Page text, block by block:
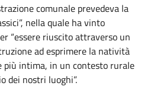
comunale prevedeva la
nella quale ha vinto
“essere riuscito attraverso un
ad esprimere la natività
più intima, in un contesto rurale
dei nostri luoghi”.